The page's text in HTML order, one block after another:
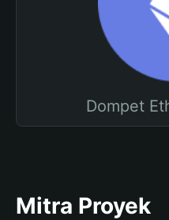
Dompet
Mitra Proyek